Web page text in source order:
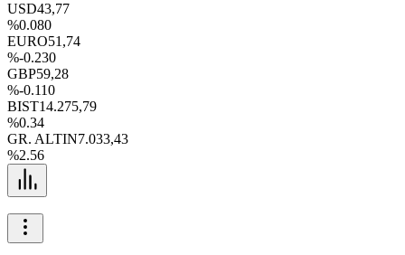
USD43,77
%0.080
EURO51,74
%-0.230
GBP59,28
%-0.110
BIST14.275,79
%0.34
GR. ALTIN7.033,43
%2.56